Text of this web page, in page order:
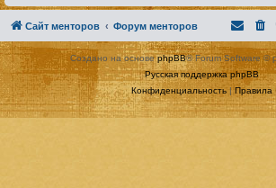
Сайт менторов Форум менторов
Создано на основеphpBB® Forum Software ©
Русская поддержка phpBB
Конфиденциальность| Правила